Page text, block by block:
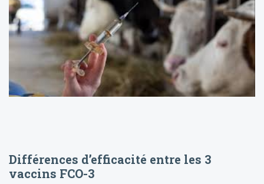
Différences d’efficacité entre les 3
vaccins FCO-3